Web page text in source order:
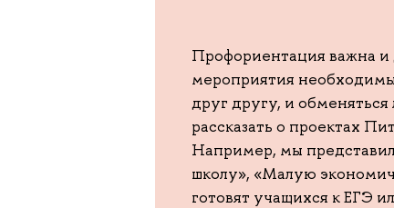
Профориентация важна и
мероприятия
друг другу, и
рассказать о проектах
Например, мы
школу», «Малую
готовят учащихся к ЕГЭ